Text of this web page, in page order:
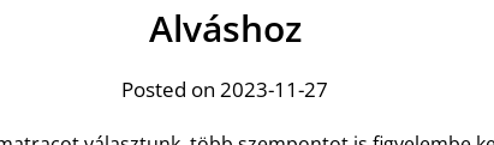
Alváshoz
Posted on 2023-11-27